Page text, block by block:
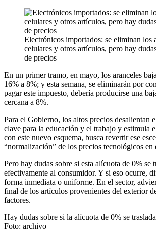
Electrónicos importados: se eliminan los
celulares y otros artículos, pero hay
de precios
En un primer tramo, en mayo, los aranceles
16% a 8%; y esta semana, se eliminarán por
pagar este impuesto, debería producirse una
cercana a 8%.
Para el Gobierno, los altos precios desalientan
clave para la educación y el trabajo y estimula
con este nuevo esquema, busca revertir ese
“normalización” de los precios tecnológicos en
Pero hay dudas sobre si esta alícuota de 0% se
efectivamente al consumidor. Y si eso ocurre,
forma inmediata o uniforme. En el sector,
final de los artículos provenientes del exterior
factores.
Hay dudas sobre si la alícuota de 0% se
Foto: archivo